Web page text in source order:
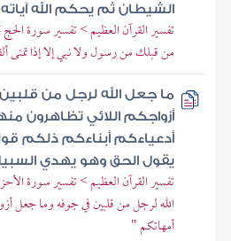
الشيطان ثم يحكم الله
تفسير القرآن العظيم > تفسير سورة
من قبلك من رسول ولا نبي إلا إذا تمنى
ما جعل الله لرجل من
أزواجكم اللائي تظاهرون
أدعياءكم أبناءكم ذلكم
يقول الحق وهو يهدي
تفسير القرآن العظيم > تفسير سورة
الله لرجل من قلبين في جوفه وما جعل
أمهاتكم "